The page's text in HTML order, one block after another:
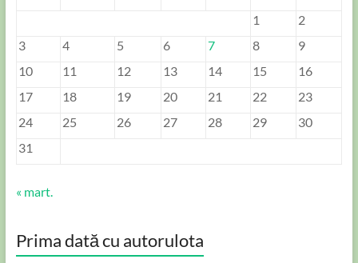
1
2
3
4 5 6 7 8
9
10
11 12 13 14 15
16
17
18 19 20 21 22
23
24
25 26 27 28 29
30
31
« mart.
Prima dată cu autorulota